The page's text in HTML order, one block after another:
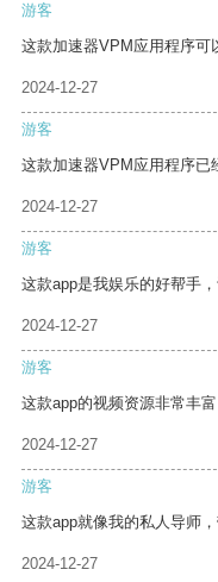
游客
这款加速器VPM应用程序可
2024-12-27
游客
这款加速器VPM应用程序已
2024-12-27
游客
这款app是我娱乐的好帮手
2024-12-27
游客
这款app的视频资源非常丰
2024-12-27
游客
这款app就像我的私人导师
2024-12-27